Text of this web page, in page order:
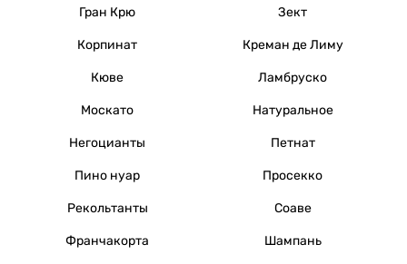
Гран Крю Зект
Корпинат Креман де Лиму
Кюве Ламбруско
Москато Натуральное
Негоцианты Петнат
Пино нуар Просекко
Рекольтанты Соаве
Франчакорта Шампань